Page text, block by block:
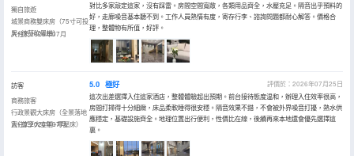
獨自旅遊
城景商務雙床房（75寸可投
屏+徠芬吹風機）
入住於2026年07月
對比多家敲定這家，沒有踩雷。房間空間寬敞，各類用品齊全，水壓充足。隔音出乎預料的
好，走廊噪音基本聽不到。工作人員熱情有度，寄存行李、諮詢問題都耐心解答。價格合
理，整體物有所值，好評。
訪客
商務旅客
行政景觀大床房（全景落地
窗+尊享大空間+零壓床）
入住於2026年07月
5.0 極好
評價於：2026年07月25日
這次出差選擇入住這家酒店，整體體驗超出預期。前台接待態度温和，辦理入住效率很高，
房間打掃得十分細緻，床品柔軟睡得很安穩。隔音效果不錯，不會被外界噪音打擾，熱水供
應穩定，基礎設施齊全。地理位置出行便利，性價比在線，後續再來本地還會優先選擇這
裏。